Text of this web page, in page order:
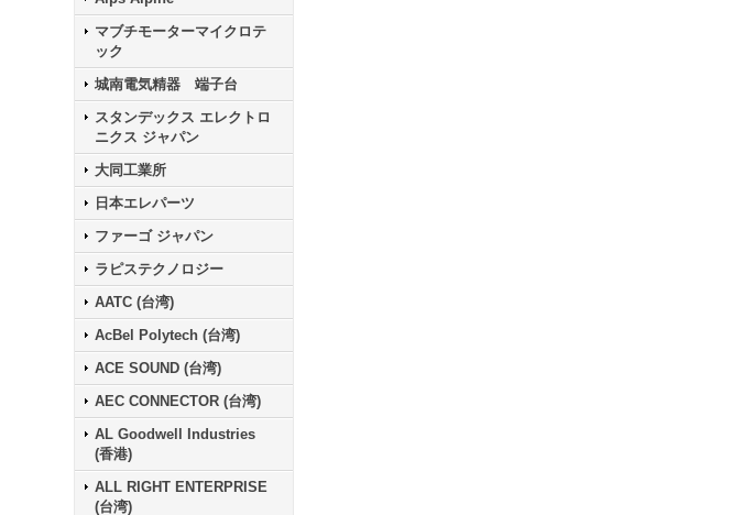
マブチモーターマイクロテ
ック
城南電気精器 端子台
スタンデックス エレクトロ
ニクス ジャパン
大同工業所
日本エレパーツ
ファーゴ ジャパン
ラピステクノロジー
AATC (台湾)
AcBel Polytech (台湾)
ACE SOUND (台湾)
AEC CONNECTOR (台湾)
AL Goodwell Industries
(香港)
ALL RIGHT ENTERPRISE
(台湾)